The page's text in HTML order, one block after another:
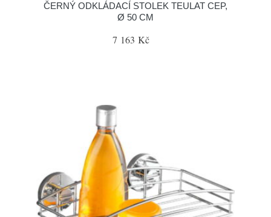
ČERNÝ ODKLÁDACÍ STOLEK TEULAT CEP,
Ø 50 CM
7 163 Kč